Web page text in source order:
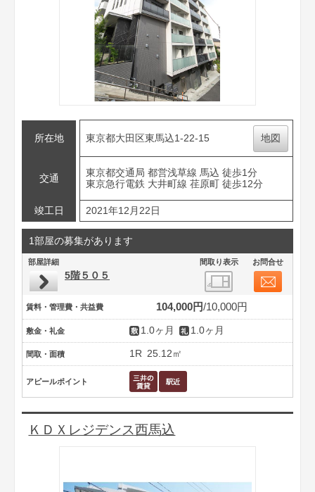
所在地 東京都大田区東馬込1-22-15 地図
交通
東京都交通局 都営浅草線 馬込 徒歩1分
東京急行電鉄 大井町線 荏原町 徒歩12分
竣工日 2021年12月22日
1部屋の募集があります
部屋詳細 間取り表示 お問合せ
5階５０５
賃料・管理費・共益費 104,000円 10,000円
敷金・礼金 1.0ヶ月 1.0ヶ月
間取・面積 1R 25.12㎡
アピールポイント
ＫＤＸレジデンス西馬込